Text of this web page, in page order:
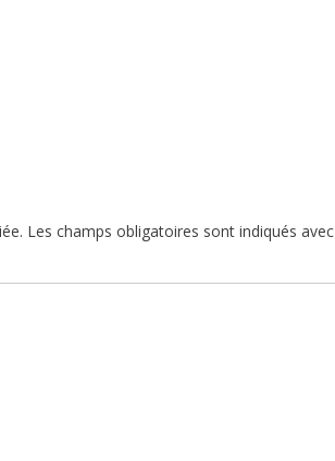
Les champs obligatoires sont indiqués avec